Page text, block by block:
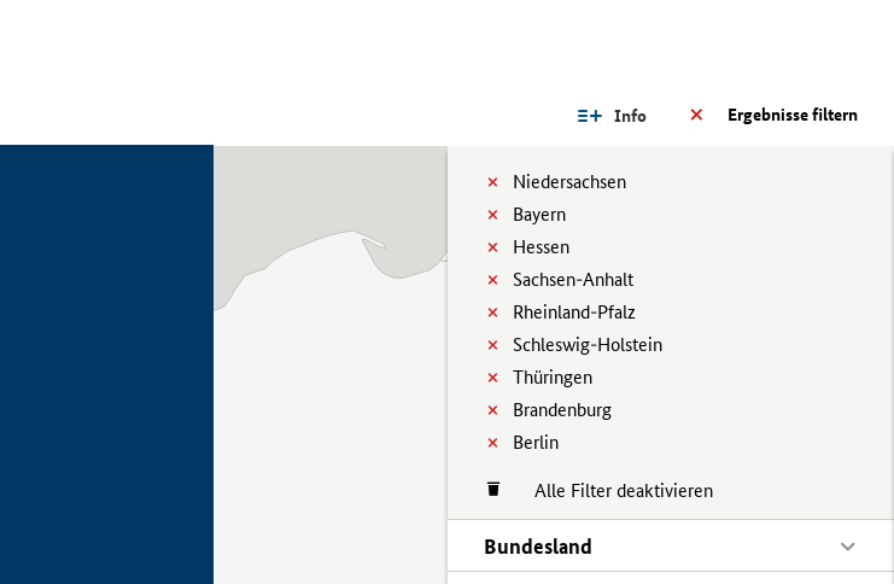
Ergebnisse filtern
Info
Niedersachsen
Bayern
Hessen
Sachsen-Anhalt
Rheinland-Pfalz
Schleswig-Holstein
Thüringen
Brandenburg
Berlin
Alle Filter deaktivieren
Bundesland